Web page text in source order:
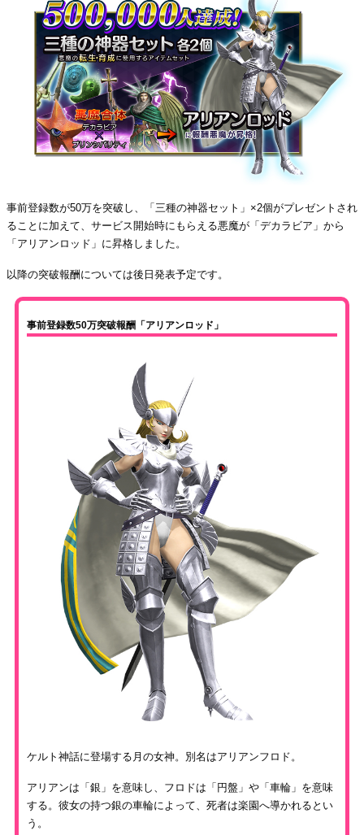
事前登録数が50万を突破し、「三種の神器セット」×2個がプレゼントされ
ることに加えて、サービス開始時にもらえる悪魔が「デカラビア」から
「アリアンロッド」に昇格しました。
以降の突破報酬については後日発表予定です。
事前登録数50万突破報酬「アリアンロッド」
ケルト神話に登場する月の女神。別名はアリアンフロド。
アリアンは「銀」を意味し、フロドは「円盤」や「車輪」を意味
する。彼女の持つ銀の車輪によって、死者は楽園へ導かれるとい
う。